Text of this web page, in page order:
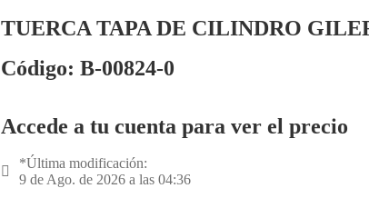
TUERCA TAPA DE CILINDRO
Código: B-00824-0
Accede a tu cuenta para ver el precio
*Última modificación:
9 de Ago. de 2026 a las 04:36